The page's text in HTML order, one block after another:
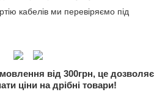
кабелів ми перевіряємо під
від 300грн, це дозволяє
ціни на дрібні товари!